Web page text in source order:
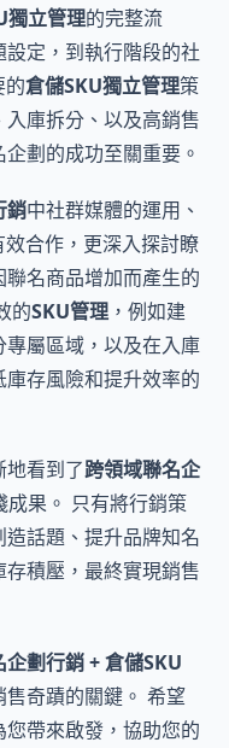
獨立管理的完整流
定，到執行階段的社
的倉儲SKU獨立管理策
庫拆分、以及高銷售
劃的成功至關重要。
銷中社群媒體的運用、
合作，更深入探討瞭
聯名商品增加而產生的
的SKU管理 ，例如建
屬區域，以及在入庫
存風險和提升效率的
看到了跨領域聯名企
成果。 只有將行銷策
話題、提升品牌知名
積壓，最終實現銷售
劃行銷 + 倉儲SKU
奇蹟的關鍵。 希望
帶來啟發，協助您的